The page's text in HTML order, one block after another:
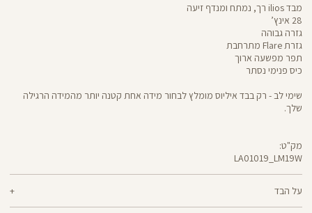
על הבד
מבד ilios רך, נמתח ומנדף זיעה
28 אינץ’
גזרה גבוהה
גזרת Flare מתרחבת
תפר מפשעה ארוך
כיס פנימי נסתר
שימי לב - רק בבד איליוס מומלץ לבחור מידה אחת קטנה יותר מהמידה הרגילה
שלך.
מק"ט:
LA01019_LM19W